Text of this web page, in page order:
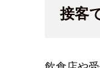
接客